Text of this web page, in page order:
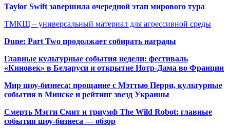
Taylor Swift завершила очередной этап мирового тура
ТМКЩ – универсальный материал для агрессивной среды
Dune: Part Two продолжает собирать награды
Главные культурные события недели: фестиваль
«Киновек» в Беларуси и открытие Нотр-Дама во Франции
Мир шоу-бизнеса: прощание с Мэттью Перри, культурные
события в Минске и рейтинг звезд Украины
Смерть Мэгги Смит и триумф The Wild Robot: главные
события шоу-бизнеса — обзор